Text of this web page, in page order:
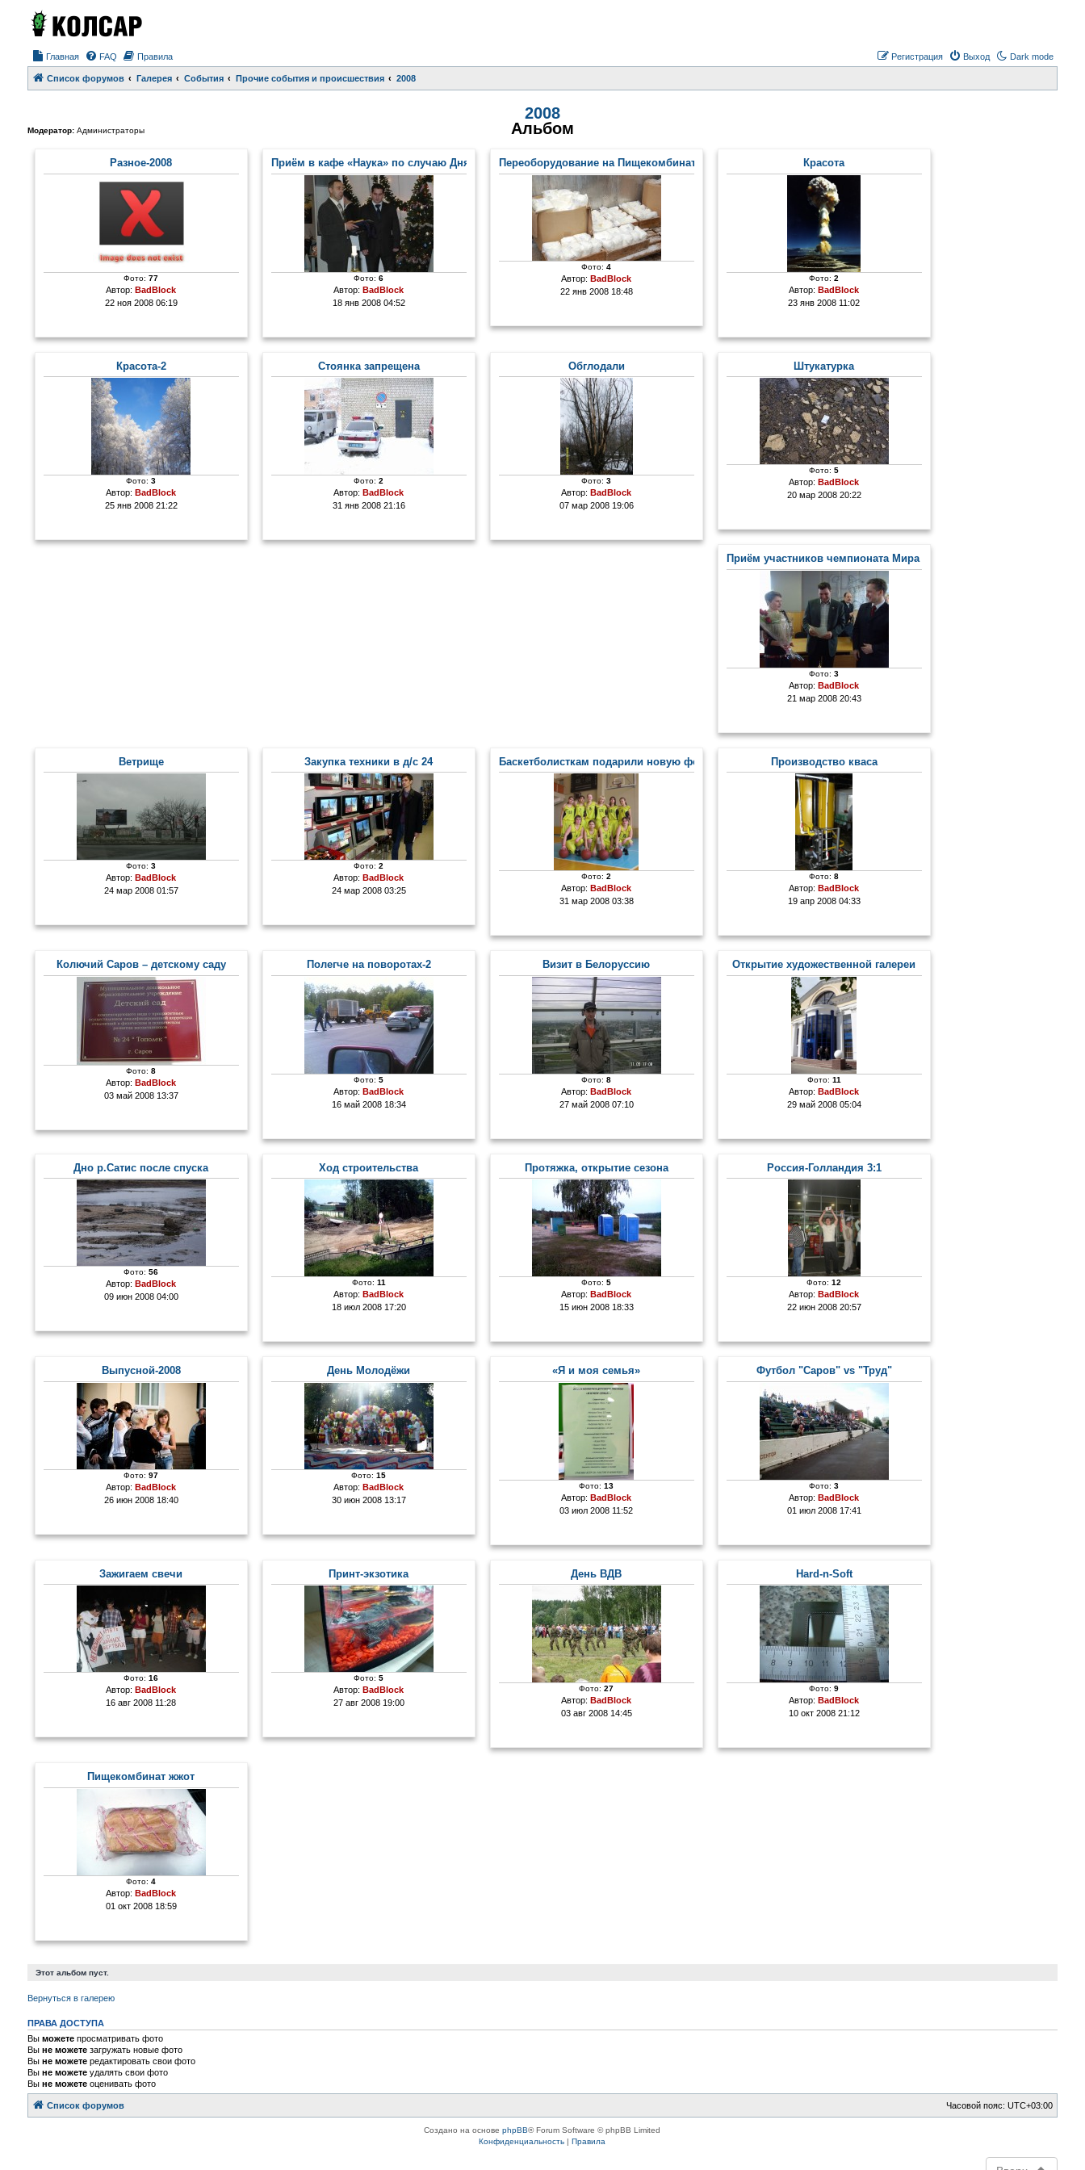
Главная Dark mode
FAQ Правила Выход
Регистрация
Список форумов Галерея События Прочие события и происшествия 2008
2008
Модератор: Администраторы Альбом
Разное-2008
Фото:77
Автор:BadBlock
22 ноя 2008 06:19
Приём в кафе «Наука» по случаю Дня Российской печати
Фото:6
Автор:BadBlock
18 янв 2008 04:52
Переоборудование на Пищекомбинате
Фото:4
Автор:BadBlock
22 янв 2008 18:48
Красота
Фото:2
Автор:BadBlock
23 янв 2008 11:02
Красота-2
Фото:3
Автор:BadBlock
25 янв 2008 21:22
Стоянка запрещена
Фото:2
Автор:BadBlock
31 янв 2008 21:16
Обглодали
Фото:3
Автор:BadBlock
07 мар 2008 19:06
Штукатурка
Фото:5
Автор:BadBlock
20 мар 2008 20:22
Приём участников чемпионата Мира по лыжным гонкам
Фото:3
Автор:BadBlock
21 мар 2008 20:43
Ветрище
Фото:3
Автор:BadBlock
24 мар 2008 01:57
Закупка техники в д/с 24
Фото:2
Автор:BadBlock
24 мар 2008 03:25
Баскетболисткам подарили новую форму
Фото:2
Автор:BadBlock
31 мар 2008 03:38
Производство кваса
Фото:8
Автор:BadBlock
19 апр 2008 04:33
Колючий Саров – детскому саду
Фото:8
Автор:BadBlock
03 май 2008 13:37
Полегче на поворотах-2
Фото:5
Автор:BadBlock
16 май 2008 18:34
Визит в Белоруссию
Фото:8
Автор:BadBlock
27 май 2008 07:10
Открытие художественной галереи
Фото: 11
Автор:BadBlock
29 май 2008 05:04
Дно р.Сатис после спуска
Фото:56
Автор:BadBlock
09 июн 2008 04:00
Ход строительства
Фото: 11
Автор:BadBlock
18 июл 2008 17:20
Протяжка, открытие сезона
Фото:5
Автор:BadBlock
15 июн 2008 18:33
Россия-Голландия 3:1
Фото:12
Автор:BadBlock
22 июн 2008 20:57
Выпусной-2008
Фото:97
Автор:BadBlock
26 июн 2008 18:40
День Молодёжи
Фото:15
Автор:BadBlock
30 июн 2008 13:17
«Я и моя семья»
Фото:13
Автор:BadBlock
03 июл 2008 11:52
Футбол "Саров" vs "Труд"
Фото:3
Автор:BadBlock
01 июл 2008 17:41
Зажигаем свечи
Фото:16
Автор:BadBlock
16 авг 2008 11:28
Принт-экзотика
Фото:5
Автор:BadBlock
27 авг 2008 19:00
День ВДВ
Фото:27
Автор:BadBlock
03 авг 2008 14:45
Hard-n-Soft
Фото:9
Автор:BadBlock
10 окт 2008 21:12
Пищекомбинат жжот
Фото:4
Автор:BadBlock
01 окт 2008 18:59
Этот альбом пуст.
Вернуться в галерею
ПРАВА ДОСТУПА
Вы можетепросматривать фото
Вы не можетезагружать новые фото
Вы не можетередактировать свои фото
Вы не можетеудалять свои фото
Вы не можетеоценивать фото
Список форумов Часовой пояс:UTC+03:00
Создано на основеphpBB® Forum Software © phpBB Limited
Конфиденциальность |Правила